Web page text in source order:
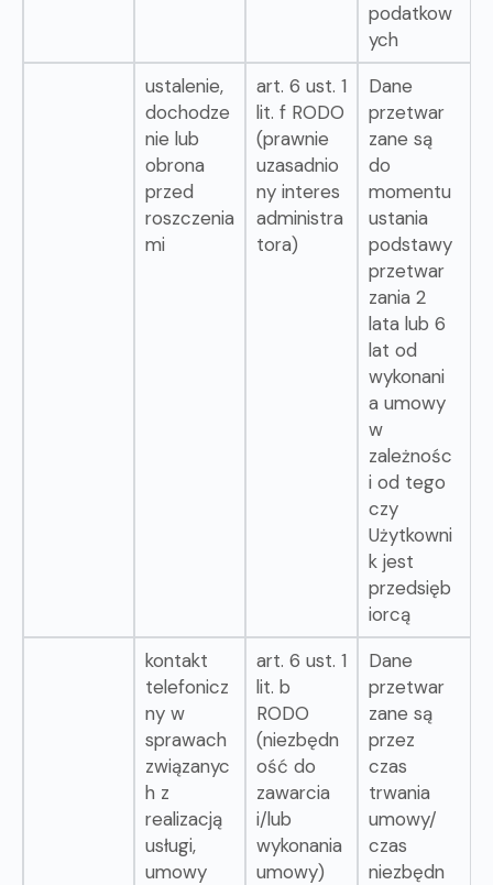
podatkow
ych
ustalenie,
dochodze
nie lub
obrona
przed
roszczenia
mi
art. 6 ust. 1
lit. f RODO
(prawnie
uzasadnio
ny interes
administra
tora)
Dane
przetwar
zane są
do
momentu
ustania
podstawy
przetwar
zania 2
lata lub 6
lat od
wykonani
a umowy
w
zależnośc
i od tego
czy
Użytkowni
k jest
przedsięb
iorcą
kontakt
telefonicz
ny w
sprawach
związanyc
h z
realizacją
usługi,
umowy
art. 6 ust. 1
lit. b
RODO
(niezbędn
ość do
zawarcia
i/lub
wykonania
umowy)
Dane
przetwar
zane są
przez
czas
trwania
umowy/
czas
niezbędn